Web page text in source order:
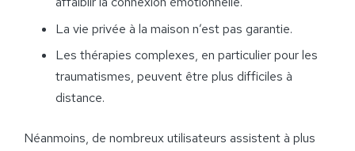
La vie privée à la maison n’est pas garantie.
Les thérapies complexes, en particulier pour les
traumatismes, peuvent être plus difficiles à
distance.
Néanmoins, de nombreux utilisateurs assistent à plus